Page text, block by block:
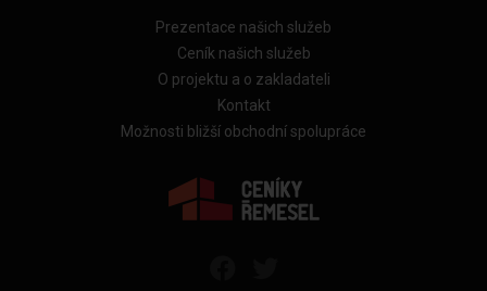
Prezentace našich služeb
Ceník našich služeb
O projektu a o zakladateli
Kontakt
Možnosti bližší obchodní spolupráce